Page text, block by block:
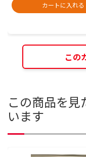
カートに入れる
この
この商品を
います